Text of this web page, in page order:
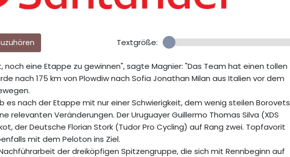
Textgröße:
eine Etappe zu gewinnen", sagte Magnier: "Das Team hat einen tollen
nach 175 km von Plowdiw nach Sofia Jonathan Milan aus Italien vor dem
es nach der Etappe mit nur einer Schwierigkeit, dem wenig steilen Borovets
relevanten Veränderungen. Der Uruguayer Guillermo Thomas Silva (XDS
der Deutsche Florian Stork (Tudor Pro Cycling) auf Rang zwei. Topfavorit
mit dem Peloton ins Ziel.
der dreiköpfigen Spitzengruppe, die sich mit Rennbeginn auf